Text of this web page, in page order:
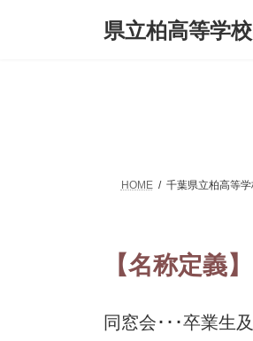
県立柏高等学
HOME 千葉県立柏高等
【名称定義】
同窓会･･･卒業生